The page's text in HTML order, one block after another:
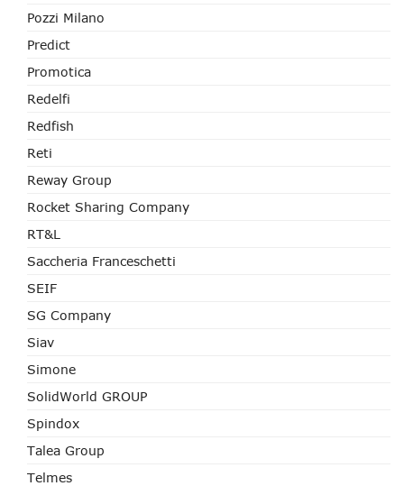
Pozzi Milano
Predict
Promotica
Redelfi
Redfish
Reti
Reway Group
Rocket Sharing Company
RT&L
Saccheria Franceschetti
SEIF
SG Company
Siav
Simone
SolidWorld GROUP
Spindox
Talea Group
Telmes